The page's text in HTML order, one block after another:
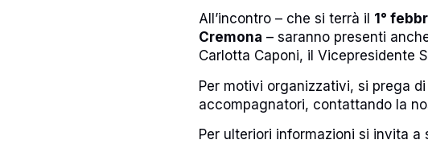
All’incontro – che si terrà il 1°
Cremona – saranno presenti
Carlotta Caponi, il Vicepresidente
Per motivi organizzativi, si prega
accompagnatori, contattando la
Per ulteriori informazioni si invita